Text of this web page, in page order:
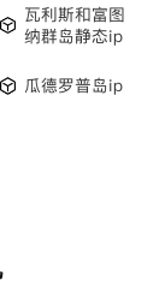
瓦利斯和富图
纳群岛静态ip
瓜德罗普岛ip